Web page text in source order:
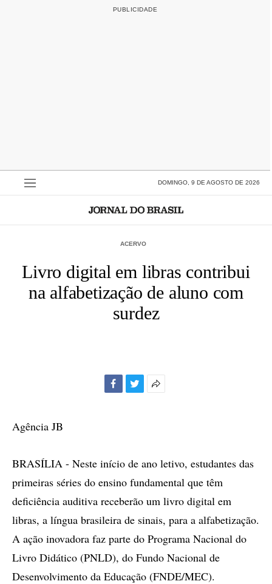
DOMINGO, 9 DE AGOSTO DE 2026
ACERVO
Livro digital em libras contribui
na alfabetização de aluno com
surdez
Agência JB
BRASÍLIA - Neste início de ano letivo, estudantes das
primeiras séries do ensino fundamental que têm
deficiência auditiva receberão um livro digital em
libras, a língua brasileira de sinais, para a alfabetização.
A ação inovadora faz parte do Programa Nacional do
Livro Didático (PNLD), do Fundo Nacional de
Desenvolvimento da Educação (FNDE/MEC).